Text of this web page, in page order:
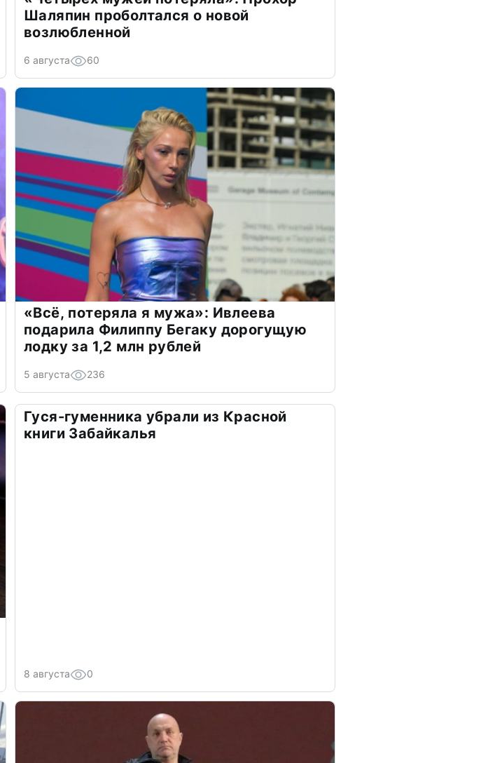
Шаляпин проболтался о новой
возлюбленной
6 августа 60
«Всё, потеряла я мужа»: Ивлеева
подарила Филиппу Бегаку дорогущую
лодку за 1,2 млн рублей
5 августа 236
Гуся-гуменника убрали из Красной
книги Забайкалья
8 августа 0